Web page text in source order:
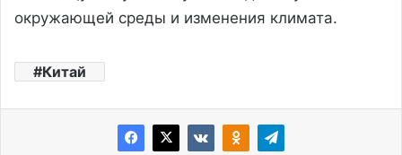
окружающей среды и изменения климата.
Китай